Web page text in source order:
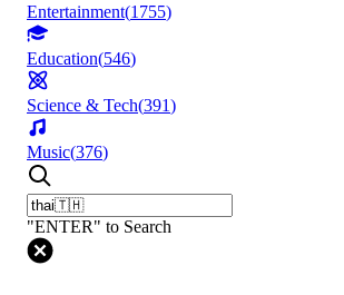
Entertainment(1755)
Education(546)
Science & Tech(391)
Music(376)
"ENTER" to Search